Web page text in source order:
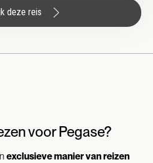
deze reis
voor Pegase?
exclusieve manier van reizen